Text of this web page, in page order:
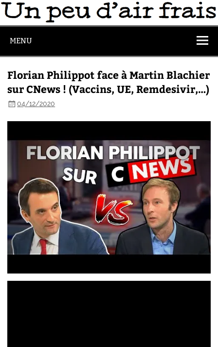
MENU
Florian Philippot face à Martin Blachier
sur CNews ! (Vaccins, UE, Remdesivir,…)
04/12/2020